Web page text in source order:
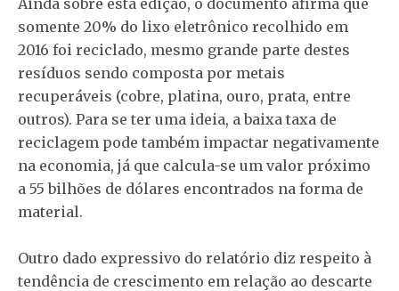
somente 20% do lixo eletrônico recolhido em
2016 foi reciclado, mesmo grande parte destes
resíduos sendo composta por metais
recuperáveis (cobre, platina, ouro, prata, entre
outros). Para se ter uma ideia, a baixa taxa de
reciclagem pode também impactar negativamente
na economia, já que calcula-se um valor próximo
a 55 bilhões de dólares encontrados na forma de
material.
Outro dado expressivo do relatório diz respeito à
tendência de crescimento em relação ao descarte